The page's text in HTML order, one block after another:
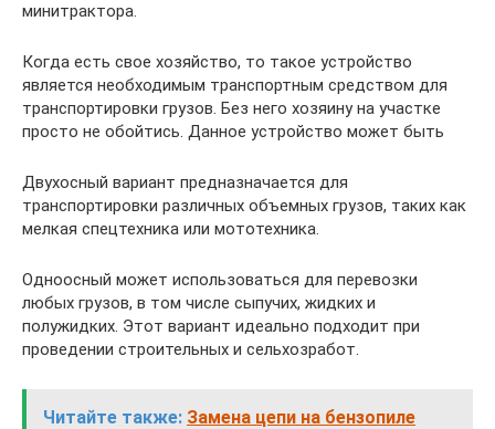
минитрактора.
Когда есть свое хозяйство, то такое устройство
является необходимым транспортным средством для
транспортировки грузов. Без него хозяину на участке
просто не обойтись. Данное устройство может быть
Двухосный вариант предназначается для
транспортировки различных объемных грузов, таких как
мелкая спецтехника или мототехника.
Одноосный может использоваться для перевозки
любых грузов, в том числе сыпучих, жидких и
полужидких. Этот вариант идеально подходит при
проведении строительных и сельхозработ.
Читайте также: Замена цепи на бензопиле